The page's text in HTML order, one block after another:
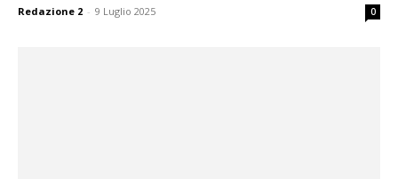
Redazione 2 - 9 Luglio 2025 0